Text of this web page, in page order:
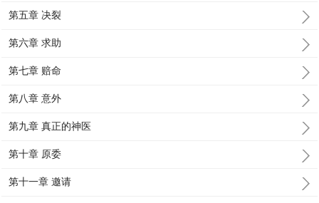
第五章 决裂
第六章 求助
第七章 赔命
第八章 意外
第九章 真正的神医
第十章 原委
第十一章 邀请